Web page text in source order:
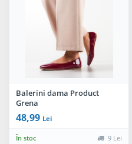
Balerini dama Product
Grena
48,99 Lei
În stoc 9 Lei